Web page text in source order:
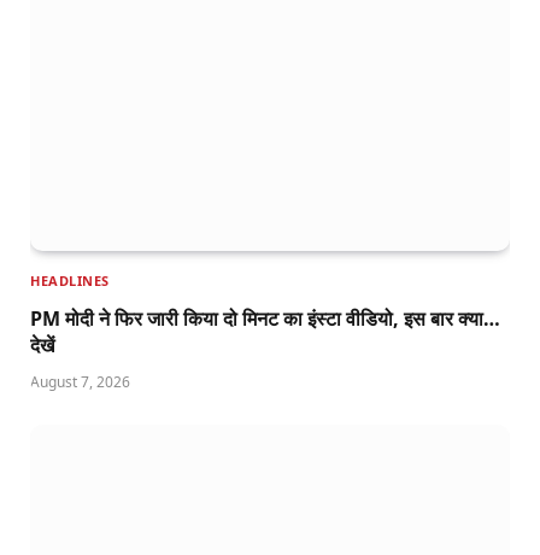
HEADLINES
PM मोदी ने फिर जारी किया दो मिनट का इंस्टा वीडियो, इस बार क्या…
देखें
August 7, 2026